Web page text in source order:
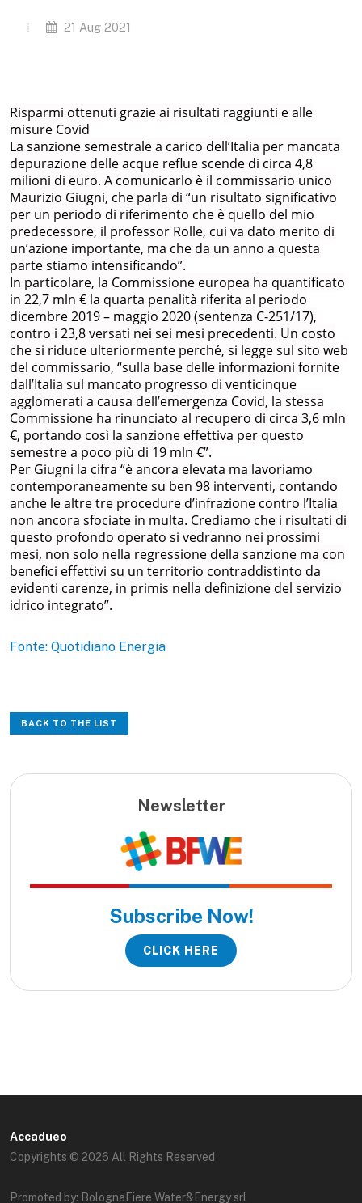
21 Aug 2021
Risparmi ottenuti grazie ai risultati raggiunti e alle
misure Covid
La sanzione semestrale a carico dell’Italia per mancata
depurazione delle acque reflue scende di circa 4,8
milioni di euro. A comunicarlo è il commissario unico
Maurizio Giugni, che parla di “un risultato significativo
per un periodo di riferimento che è quello del mio
predecessore, il professor Rolle, cui va dato merito di
un’azione importante, ma che da un anno a questa
parte stiamo intensificando”.
In particolare, la Commissione europea ha quantificato
in 22,7 mln € la quarta penalità riferita al periodo
dicembre 2019 – maggio 2020 (sentenza C-251/17),
contro i 23,8 versati nei sei mesi precedenti. Un costo
che si riduce ulteriormente perché, si legge sul sito web
del commissario, “sulla base delle informazioni fornite
dall’Italia sul mancato progresso di venticinque
agglomerati a causa dell’emergenza Covid, la stessa
Commissione ha rinunciato al recupero di circa 3,6 mln
€, portando così la sanzione effettiva per questo
semestre a poco più di 19 mln €”.
Per Giugni la cifra “è ancora elevata ma lavoriamo
contemporaneamente su ben 98 interventi, contando
anche le altre tre procedure d’infrazione contro l’Italia
non ancora sfociate in multa. Crediamo che i risultati di
questo profondo operato si vedranno nei prossimi
mesi, non solo nella regressione della sanzione ma con
benefici effettivi su un territorio contraddistinto da
evidenti carenze, in primis nella definizione del servizio
idrico integrato”.
Fonte: Quotidiano Energia
BACK TO THE LIST
Newsletter
Subscribe Now!
CLICK HERE
Accadueo
Copyrights © 2026 All Rights Reserved
Promoted by: BolognaFiere Water&Energy srl